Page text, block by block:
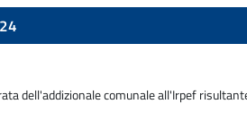
dell'addizionale comunale all'Irpef